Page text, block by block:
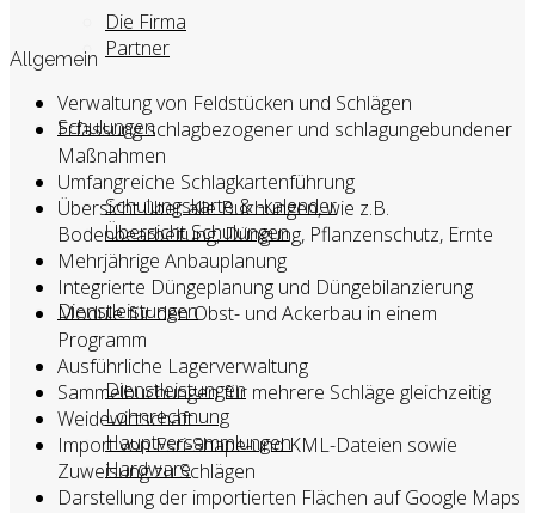
Die Firma
Partner
Schulungen
Schulungskarte & -kalender
Übersicht Schulungen
Dienstleistungen
Dienstleistungen
Lohnrechnung
Hauptversammlungen
Hardware
Allgemein
Verwaltung von Feldstücken und Schlägen
Erfassung schlagbezogener und schlagungebundener
Maßnahmen
Umfangreiche Schlagkartenführung
Übersicht über alle Buchungen, wie z.B.
Bodenbearbeitung, Düngung, Pflanzenschutz, Ernte
Mehrjährige Anbauplanung
Integrierte Düngeplanung und Düngebilanzierung
Module für den Obst- und Ackerbau in einem
Programm
Ausführliche Lagerverwaltung
Sammelbuchungen für mehrere Schläge gleichzeitig
Weidewirtschaft
Import von Esri-Shape-und KML-Dateien sowie
Zuweisung zu Schlägen
Darstellung der importierten Flächen auf Google Maps